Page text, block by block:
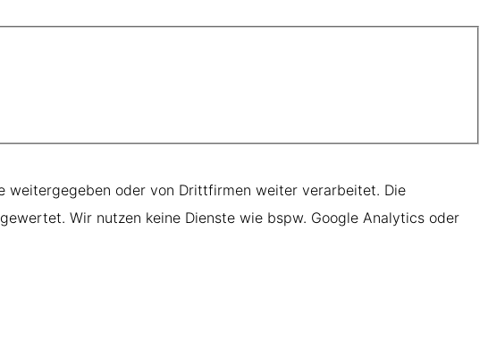
weitergegeben oder von Drittfirmen weiter verarbeitet. Die
Wir nutzen keine Dienste wie bspw. Google Analytics oder